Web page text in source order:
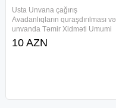
Usta Unvana çağırış
Avadanlıqların quraşdırılması və
unvanda Təmir Xidməti Umumi
Diaqnostika Qısaqapanma təyini
və təmiri Elektrik Usta Servisi
10 AZN